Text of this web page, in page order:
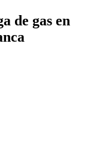
de gas en